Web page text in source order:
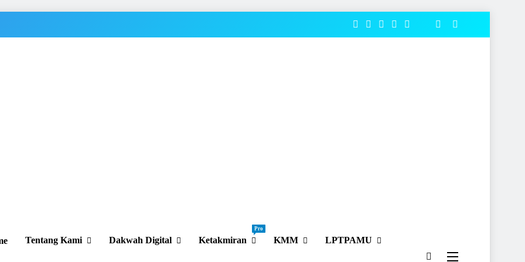
Tentang Kami Dakwah Digital Ketakmiran
Pro
KMM LPTPAMU